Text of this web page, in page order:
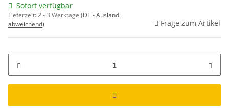
Sofort verfügbar
Lieferzeit:2 - 3 Werktage (DE - Ausland
abweichend)
Frage zum Artikel